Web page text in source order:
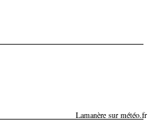
Lamanère sur météo.fr